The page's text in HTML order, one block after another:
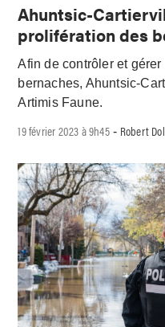
Ahuntsic-
prolifération des
Afin de contrôler et
bernaches, Ahuntsic-
Artimis Faune.
19 février 2023 à 9h45- Robert